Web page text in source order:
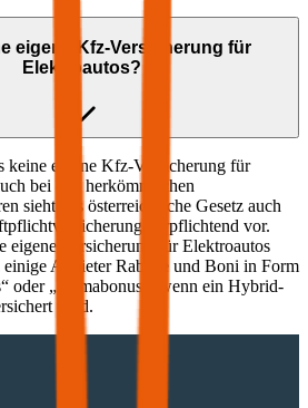
eigene Kfz-Versicherung für
Elektroautos?
keine eigene Kfz-Versicherung für
bei den herkömmlichen
sieht das österreichische Gesetz auch
verpflichtend vor.
eigene Versicherung für Elektroautos
einige Anbieter Rabatte und Boni in Form
oder „Klimabonus“, wenn ein Hybrid-
wird.